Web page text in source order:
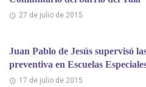
27 de julio de 2015
Juan Pablo de Jesús supervisó
preventiva en Escuelas
17 de julio de 2015